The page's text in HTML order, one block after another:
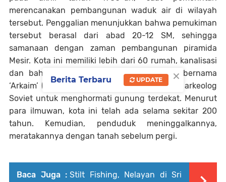
merencanakan pembangunan waduk air di wilayah
tersebut. Penggalian menunjukkan bahwa pemukiman
tersebut berasal dari abad 20-12 SM, sehingga
samanaan dengan zaman pembangunan piramida
Mesir. Kota ini memiliki lebih dari 60 rumah, kanalisasi
dan bahkan tungku metalurgi. Tempat ini bernama
‘Arkaim’ (berarti “punggung bukit”) dari para arkeolog
Soviet untuk menghormati gunung terdekat. Menurut
para ilmuwan, kota ini telah ada selama sekitar 200
tahun. Kemudian, penduduk meninggalkannya,
meratakannya dengan tanah sebelum pergi.
Baca Juga : Stilt Fishing, Nelayan di Sri
×
Berita Terbaru UPDATE